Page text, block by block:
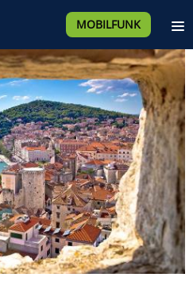
MOBILFUNK